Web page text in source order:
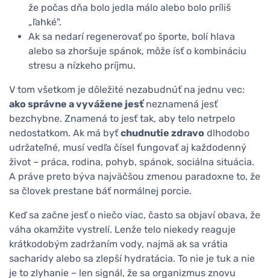
že počas dňa bolo jedla málo alebo bolo príliš
„ľahké".
Ak sa nedarí regenerovať po športe, bolí hlava
alebo sa zhoršuje spánok, môže ísť o kombináciu
stresu a nízkeho príjmu.
V tom všetkom je dôležité nezabudnúť na jednu vec:
ako správne a vyvážene jesťneznamená jesť
bezchybne. Znamená to jesť tak, aby telo netrpelo
nedostatkom. Ak má byťchudnutie zdravo dlhodobo
udržateľné, musí vedľa čísel fungovať aj každodenný
život – práca, rodina, pohyb, spánok, sociálna situácia.
A práve preto býva najväčšou zmenou paradoxne to, že
sa človek prestane báť normálnej porcie.
Keď sa začne jesť o niečo viac, často sa objaví obava, že
váha okamžite vystrelí. Lenže telo niekedy reaguje
krátkodobým zadržaním vody, najmä ak sa vrátia
sacharidy alebo sa zlepší hydratácia. To nie je tuk a nie
je to zlyhanie – len signál, že sa organizmus znovu